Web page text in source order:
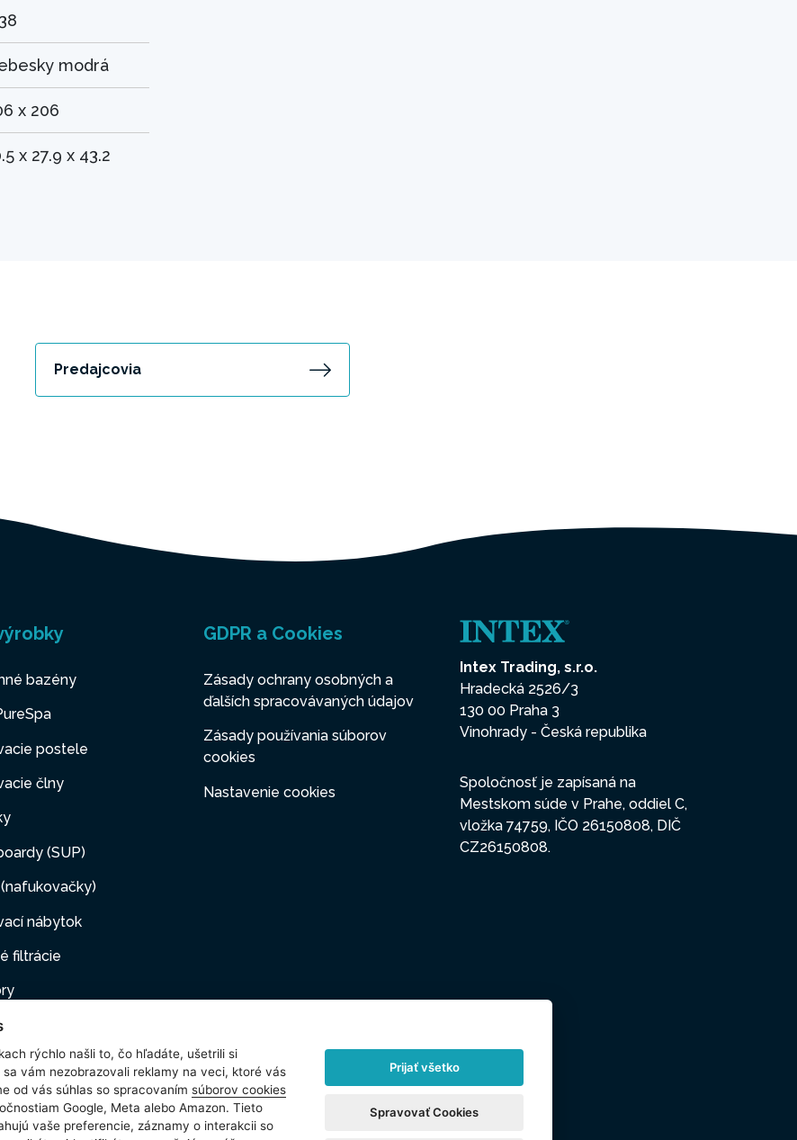
modrá
x 206
x 27.9 x 43.2
Predajcovia
bazény
postele
člny
(SUP)
nábytok
filtrácie
pumpy
filtrácie
GDPR a Cookies
Zásady ochrany osobných a
ďalších spracovávaných údajov
Zásady používania súborov
cookies
Nastavenie cookies
Intex Trading, s.r.o.
Hradecká 2526/3
130 00 Praha 3
Vinohrady - Česká republika
Spoločnosť je zapísaná na
Mestskom súde v Prahe, oddiel C,
vložka 74759, IČO 26150808, DIČ
CZ26150808.
rýchlo našli to, čo hľadáte, ušetrili si
vám nezobrazovali reklamy na veci, ktoré vás
od vás súhlas so spracovaním súborov cookies
Google, Meta alebo Amazon. Tieto
vaše preferencie, záznamy o interakcii so
Prijať všetko
Spravovať Cookies